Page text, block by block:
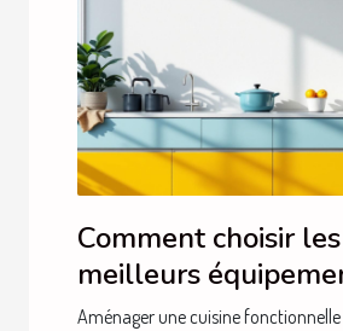
Comment choisir les
meilleurs
votre cuisine ?
Aménager une cuisine